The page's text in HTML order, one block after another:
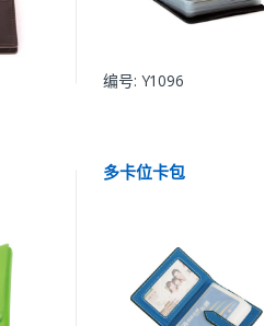
编号: Y1096
多卡位卡包